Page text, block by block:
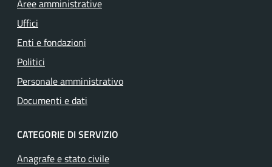
Aree amministrative
Uffici
Enti e fondazioni
Politici
Personale amministrativo
Documenti e dati
CATEGORIE DI SERVIZIO
Anagrafe e stato civile